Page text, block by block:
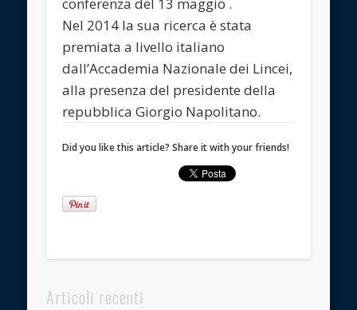
conferenza del 13 maggio .
Nel 2014 la sua ricerca è stata
premiata a livello italiano
dall’Accademia Nazionale dei Lincei,
alla presenza del presidente della
repubblica Giorgio Napolitano.
Did you like this article? Share it with your friends!
Articoli recenti